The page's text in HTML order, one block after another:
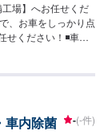
場】へお任せくだ
、お車をしっかり点
せください！◾車の
【1】オファーにて
承ください。-----代
内除菌 -(-件)